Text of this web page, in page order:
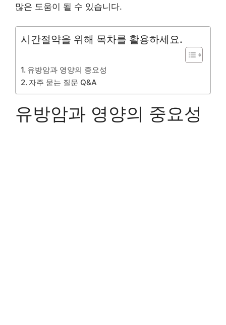
많은 도움이 될 수 있습니다.
시간절약을 위해 목차를 활용하세요.
유방암과 영양의 중요성
자주 묻는 질문 Q&A
유방암과 영양의 중요성